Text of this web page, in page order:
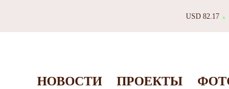
USD 82.17 ▲
НОВОСТИ ПРОЕКТЫ